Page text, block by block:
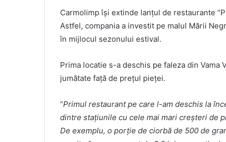
Carmolimp își extinde lanțul de restaurante
Astfel, compania a investit pe malul Mării
în mijlocul sezonului estival.
Prima locatie s-a deschis pe faleza din
jumătate față de prețul pieței.
“Primul restaurant pe care l-am deschis la
dintre stațiunile cu cele mai mari creșteri de
De exemplu, o porție de ciorbă de 500 de